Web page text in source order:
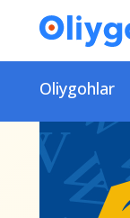
Oliygohlar